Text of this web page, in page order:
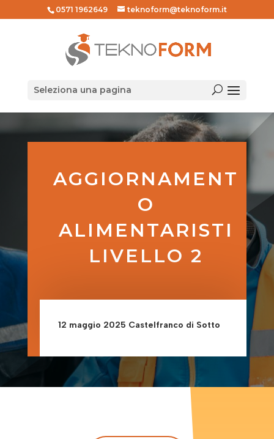
0571 1962649 teknoform@teknoform.it
Seleziona una pagina
AGGIORNAMENT
O
ALIMENTARISTI
LIVELLO 2
12 maggio 2025 Castelfranco di Sotto